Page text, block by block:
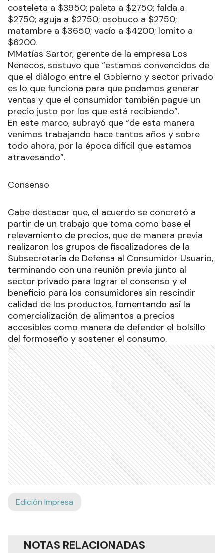
costeleta a $3950; paleta a $2750; falda a
$2750; aguja a $2750; osobuco a $2750;
matambre a $3650; vacío a $4200; lomito a
$6200.
MMatías Sartor, gerente de la empresa Los
Nenecos, sostuvo que “estamos convencidos de
que el diálogo entre el Gobierno y sector privado
es lo que funciona para que podamos generar
ventas y que el consumidor también pague un
precio justo por los que está recibiendo”.
En este marco, subrayó que “de esta manera
venimos trabajando hace tantos años y sobre
todo ahora, por la época difícil que estamos
atravesando”.
Consenso
Cabe destacar que, el acuerdo se concretó a
partir de un trabajo que toma como base el
relevamiento de precios, que de manera previa
realizaron los grupos de fiscalizadores de la
Subsecretaría de Defensa al Consumidor Usuario,
terminando con una reunión previa junto al
sector privado para lograr el consenso y el
beneficio para los consumidores sin rescindir
calidad de los productos, fomentando así la
comercialización de alimentos a precios
accesibles como manera de defender el bolsillo
del formoseño y sostener el consumo.
Ads
Edición Impresa
NOTAS RELACIONADAS